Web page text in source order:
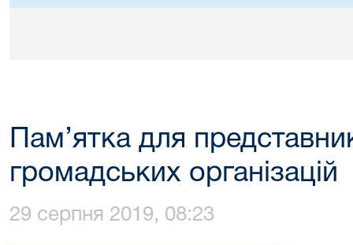
Пам’ятка для
громадських організацій
29 серпня 2019, 08:23